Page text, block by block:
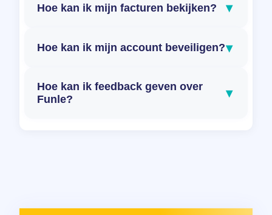
Hoe kan ik mijn facturen bekijken? ▾
Hoe kan ik mijn account beveiligen?▾
Hoe kan ik feedback geven over
Funle?
▾